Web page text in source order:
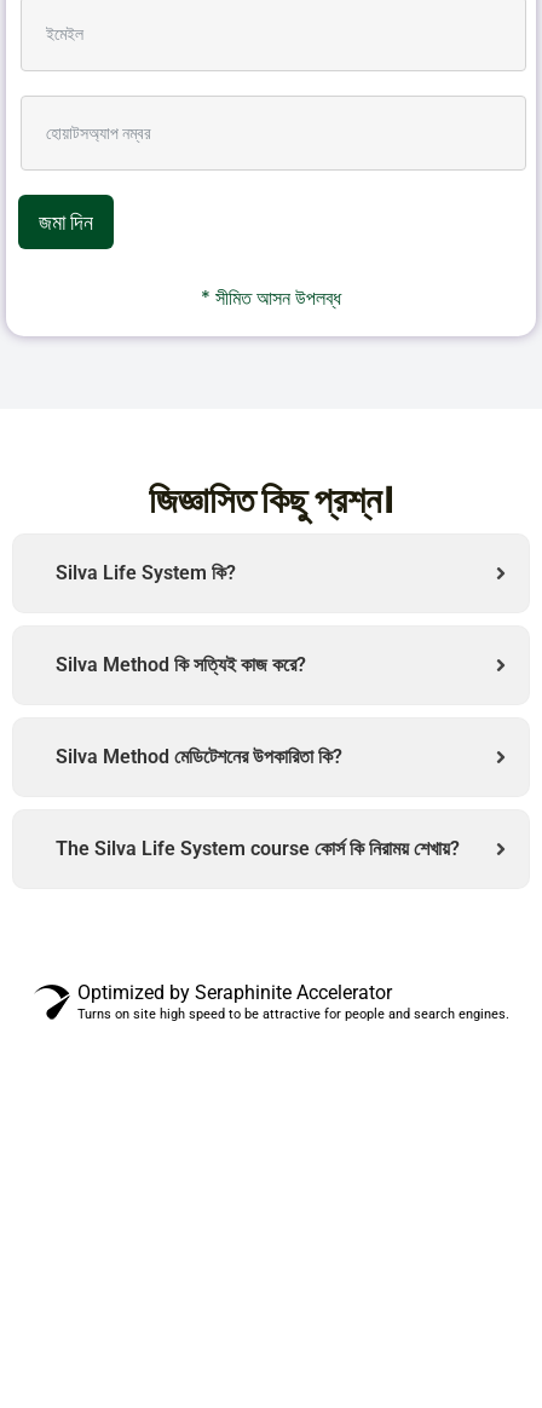
জমা দিন
* সীমিত আসন উপলব্ধ
জিজ্ঞাসিত কিছু প্রশ্ন।
Silva Life System কি?
Silva Method কি সত্যিই কাজ করে?
Silva Method মেডিটেশনের উপকারিতা কি?
The Silva Life System course কোর্স কি নিরাময় শেখায়?
Optimized by Seraphinite Accelerator
Turns on site high speed to be attractive for people and search engines.